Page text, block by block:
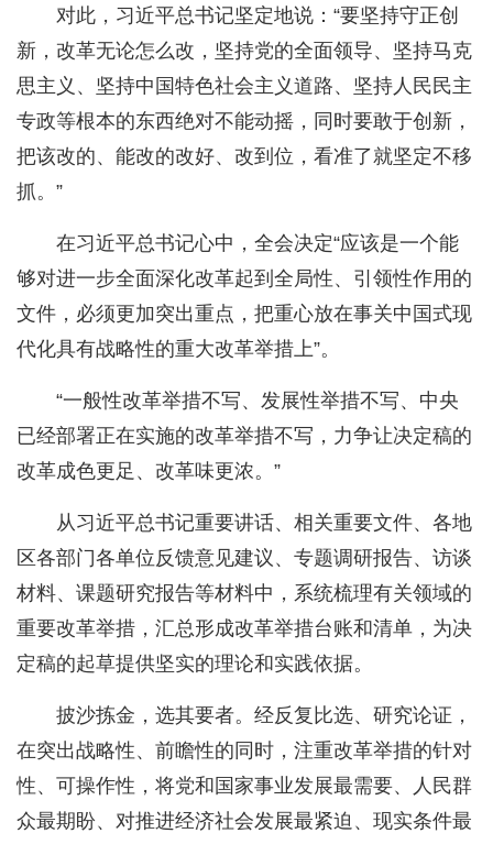
对此，习近平总书记坚定地说：“要坚持守正创
新，改革无论怎么改，坚持党的全面领导、坚持马克
思主义、坚持中国特色社会主义道路、坚持人民民主
专政等根本的东西绝对不能动摇，同时要敢于创新，
把该改的、能改的改好、改到位，看准了就坚定不移
抓。”
在习近平总书记心中，全会决定“应该是一个能
够对进一步全面深化改革起到全局性、引领性作用的
文件，必须更加突出重点，把重心放在事关中国式现
代化具有战略性的重大改革举措上”。
“一般性改革举措不写、发展性举措不写、中央
已经部署正在实施的改革举措不写，力争让决定稿的
改革成色更足、改革味更浓。”
从习近平总书记重要讲话、相关重要文件、各地
区各部门各单位反馈意见建议、专题调研报告、访谈
材料、课题研究报告等材料中，系统梳理有关领域的
重要改革举措，汇总形成改革举措台账和清单，为决
定稿的起草提供坚实的理论和实践依据。
披沙拣金，选其要者。经反复比选、研究论证，
在突出战略性、前瞻性的同时，注重改革举措的针对
性、可操作性，将党和国家事业发展最需要、人民群
众最期盼、对推进经济社会发展最紧迫、现实条件最